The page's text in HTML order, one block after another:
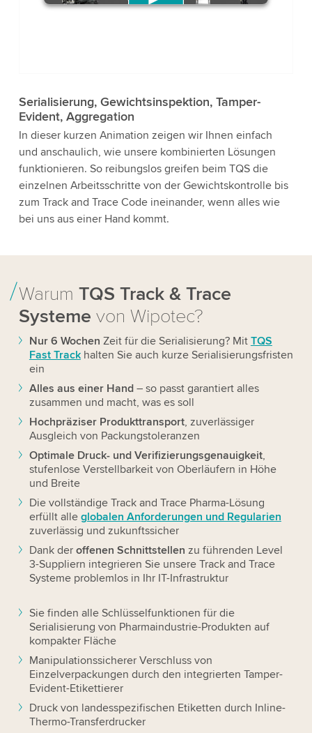
Please review the details and accept
the service to watch this video.
Accept
More information
Serialisierung, Gewichtsinspektion, Tamper-
Evident, Aggregation
In dieser kurzen Animation zeigen wir Ihnen einfach
und anschaulich, wie unsere kombinierten Lösungen
funktionieren. So reibungslos greifen beim TQS die
einzelnen Arbeitsschritte von der Gewichtskontrolle bis
zum Track and Trace Code ineinander, wenn alles wie
bei uns aus einer Hand kommt.
Warum TQS Track & Trace
Systeme von Wipotec?
Nur 6 Wochen Zeit für die Serialisierung? Mit TQS
Fast Trackhalten Sie auch kurze Serialisierungsfristen
ein
Alles aus einer Hand– so passt garantiert alles
zusammen und macht, was es soll
Hochpräziser Produkttransport, zuverlässiger
Ausgleich von Packungstoleranzen
Optimale Druck- und Verifizierungsgenauigkeit,
stufenlose Verstellbarkeit von Oberläufern in Höhe
und Breite
Die vollständige Track and Trace Pharma-Lösung
erfüllt alle globalen Anforderungen und Regularien
zuverlässig und zukunftssicher
Dank der offenen Schnittstellen zu führenden Level
3-Suppliern integrieren Sie unsere Track and Trace
Systeme problemlos in Ihr IT-Infrastruktur
Sie finden alle Schlüsselfunktionen für die
Serialisierung von Pharmaindustrie-Produkten auf
kompakter Fläche
Manipulationssicherer Verschluss von
Einzelverpackungen durch den integrierten Tamper-
Evident-Etikettierer
Druck von landesspezifischen Etiketten durch Inline-
Thermo-Transferdrucker